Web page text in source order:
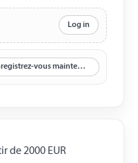
Log in
Enregistrez-vous maintenant
de 2000 EUR